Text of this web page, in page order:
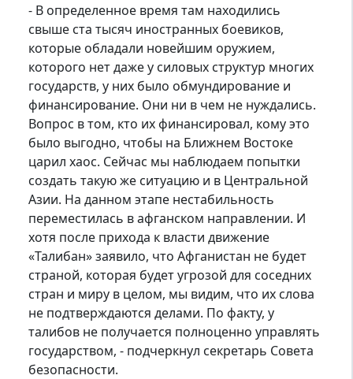
- В определенное время там находились
свыше ста тысяч иностранных боевиков,
которые обладали новейшим оружием,
которого нет даже у силовых структур многих
государств, у них было обмундирование и
финансирование. Они ни в чем не нуждались.
Вопрос в том, кто их финансировал, кому это
было выгодно, чтобы на Ближнем Востоке
царил хаос. Сейчас мы наблюдаем попытки
создать такую же ситуацию и в Центральной
Азии. На данном этапе нестабильность
переместилась в афганском направлении. И
хотя после прихода к власти движение
«Талибан» заявило, что Афганистан не будет
страной, которая будет угрозой для соседних
стран и миру в целом, мы видим, что их слова
не подтверждаются делами. По факту, у
талибов не получается полноценно управлять
государством, - подчеркнул секретарь Совета
безопасности.